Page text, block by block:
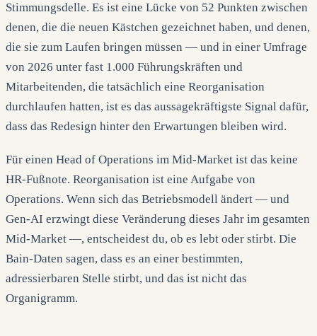
Stimmungsdelle. Es ist eine Lücke von 52 Punkten zwischen
denen, die die neuen Kästchen gezeichnet haben, und denen,
die sie zum Laufen bringen müssen — und in einer Umfrage
von 2026 unter fast 1.000 Führungskräften und
Mitarbeitenden, die tatsächlich eine Reorganisation
durchlaufen hatten, ist es das aussagekräftigste Signal dafür,
dass das Redesign hinter den Erwartungen bleiben wird.
Für einen Head of Operations im Mid-Market ist das keine
HR-Fußnote. Reorganisation ist eine Aufgabe von
Operations. Wenn sich das Betriebsmodell ändert — und
Gen-AI erzwingt diese Veränderung dieses Jahr im gesamten
Mid-Market —, entscheidest du, ob es lebt oder stirbt. Die
Bain-Daten sagen, dass es an einer bestimmten,
adressierbaren Stelle stirbt, und das ist nicht das
Organigramm.